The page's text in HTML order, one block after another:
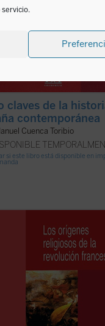
claves de la
contemporánea
Cuenca Toribio
si este libro está disponible en
nuevo y polémico libro, Dale
asegura que la Revolución
se asocia con el intento de
al Estado y la
tuvo, en realidad,
e incluso cristianos, que
(ver ficha)